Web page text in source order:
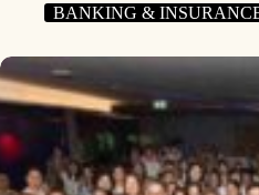
BANKING &